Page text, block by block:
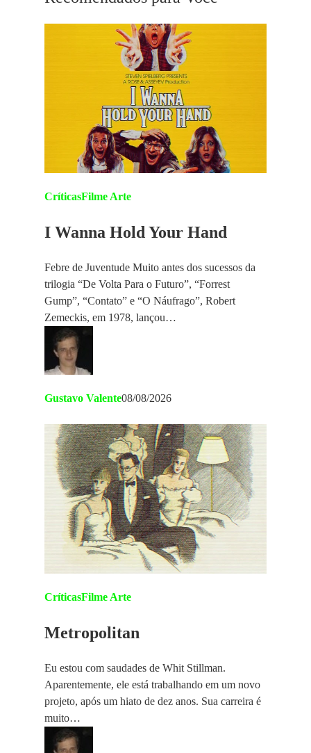
CríticasFilme Arte
I Wanna Hold Your Hand
Febre de Juventude Muito antes dos sucessos da
trilogia “De Volta Para o Futuro”, “Forrest
Gump”, “Contato” e “O Náufrago”, Robert
Zemeckis, em 1978, lançou…
Gustavo Valente08/08/2026
CríticasFilme Arte
Metropolitan
Eu estou com saudades de Whit Stillman.
Aparentemente, ele está trabalhando em um novo
projeto, após um hiato de dez anos. Sua carreira é
muito…